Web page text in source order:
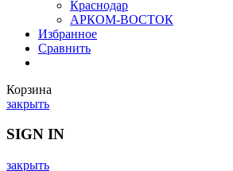
Краснодар
АРКОМ-ВОСТОК
Избранное
Сравнить
Корзина
закрыть
SIGN IN
закрыть